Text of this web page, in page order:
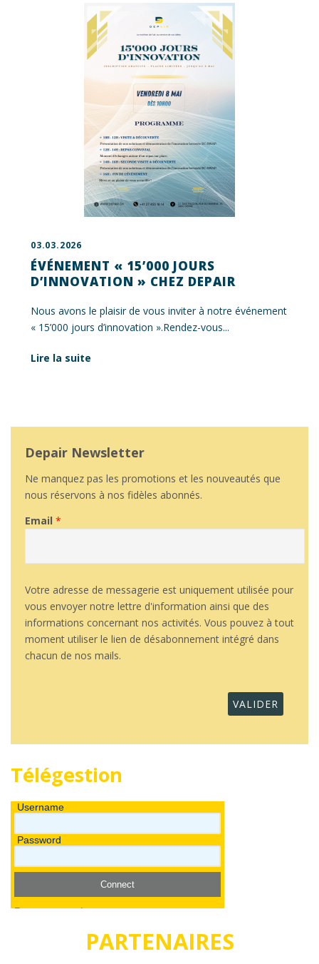
03.03.2026
ÉVÉNEMENT « 15’000 JOURS
D’INNOVATION » CHEZ DEPAIR
Nous avons le plaisir de vous inviter à notre événement
« 15’000 jours d’innovation ».Rendez-vous...
Lire la suite
Depair Newsletter
Ne manquez pas les promotions et les nouveautés que
nous réservons à nos fidèles abonnés.
Email *
Votre adresse de messagerie est uniquement utilisée pour
vous envoyer notre lettre d'information ainsi que des
informations concernant nos activités. Vous pouvez à tout
moment utiliser le lien de désabonnement intégré dans
chacun de nos mails.
Télégestion
PARTENAIRES